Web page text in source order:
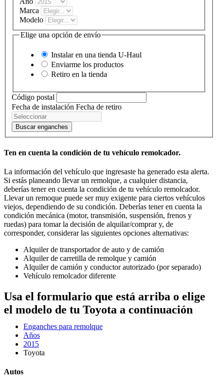
Marca
Modelo
Elige una opción de envío
Instalar en una tienda U-Haul
Enviarme los productos
Retiro en la tienda
Código postal
Fecha de instalación Fecha de retiro
Buscar enganches
Ten en cuenta la condición de tu vehículo remolcador.
La información del vehículo que ingresaste ha generado esta alerta.
Si estás planeando llevar un remolque, a cualquier distancia,
deberías tener en cuenta la condición de tu vehículo remolcador.
Llevar un remoque puede ser muy exigente para ciertos vehículos
viejos, dependiendo de su condición. Deberías tener en cuenta la
condición mecánica (motor, transmisión, suspensión, frenos y
ruedas) para tomar la decisión de alquilar/comprar y, de
corresponder, considerar las siguientes opciones alternativas:
Alquiler de transportador de auto y de camión
Alquiler de carretilla de remolque y camión
Alquiler de camión y conductor autorizado (por separado)
Vehículo remolcador diferente
Usa el formulario que está arriba o elige
el modelo de tu Toyota a continuación
Enganches para remolque
Años
2015
Toyota
Autos